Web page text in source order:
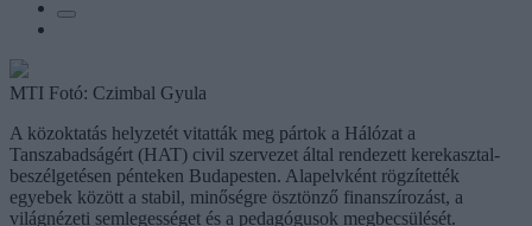
MTI Fotó: Czimbal Gyula
A közoktatás helyzetét vitatták meg pártok a Hálózat a
Tanszabadságért (HAT) civil szervezet által rendezett kerekasztal-
beszélgetésen pénteken Budapesten. Alapelvként rögzítették
egyebek között a stabil, minőségre ösztönző finanszírozást, a
világnézeti semlegességet és a pedagógusok megbecsülését.